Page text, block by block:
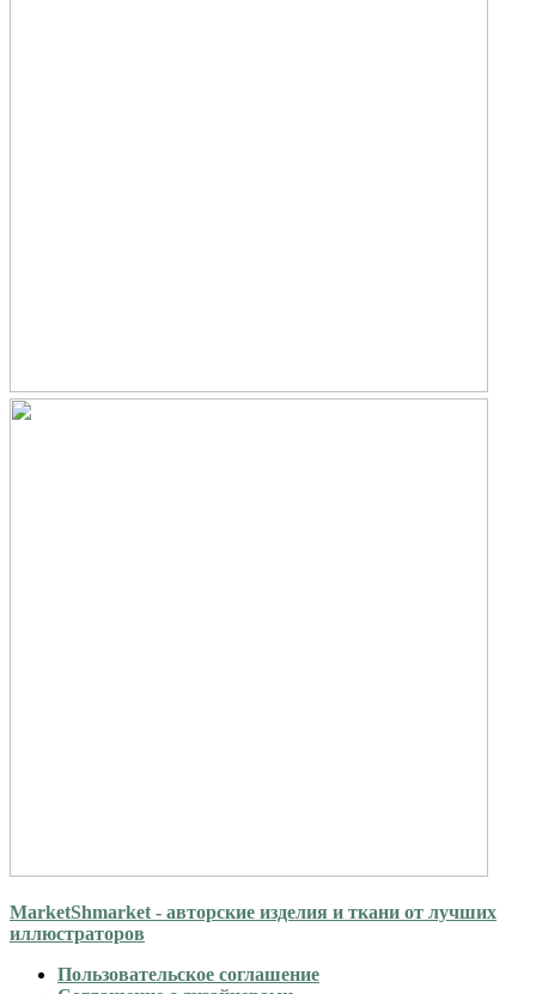
MarketShmarket - авторские изделия и ткани от лучших
иллюстраторов
Пользовательское соглашение